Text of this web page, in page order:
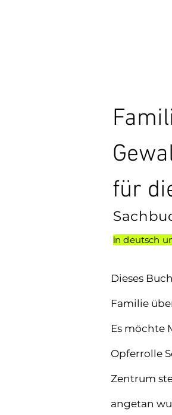
für
in deutsch
Dieses
Familie
Es möchte
Opferrolle
Zentrum
angetan